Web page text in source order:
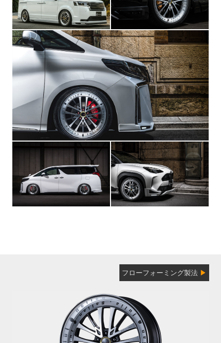
フローフォーミング製法 ▶